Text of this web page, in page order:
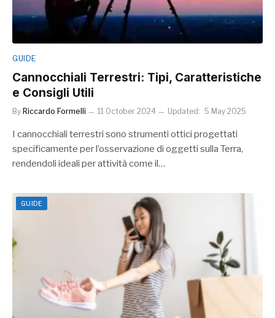
GUIDE
Cannocchiali Terrestri: Tipi, Caratteristiche
e Consigli Utili
By Riccardo Formelli 11 October 2024 Updated: 5 May 2025
I cannocchiali terrestri sono strumenti ottici progettati
specificamente per l’osservazione di oggetti sulla Terra,
rendendoli ideali per attività come il…
GUIDE